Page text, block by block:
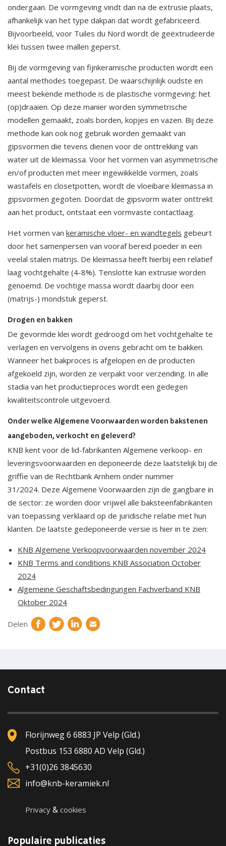
ondergaan. De vormgeving vindt dan na de extrusie plaats,
afhankelijk van het type dakpan dat wordt gefabriceerd.
Bijvoorbeeld, voor Tuiles du Nord wordt de geëxtrudeerde
klei tussen twee mallen geperst.
Bij de vormgeving van fijnkeramische producten wordt een
aantal methodes toegepast. De waarschijnlijk oudste en
meest bekende methode is de plastische vormgeving: het
(op)draaien. Op deze manier worden symmetrische
modellen gemaakt, zoals borden, kopjes en vazen. Bij deze
methode kan ook nog gebruik worden gemaakt van
gipsvormen die tevens dienen voor de onttrekking van
water uit de kleimassa. Voor het vormen van asymmetrische
en/of producten met meer ingewikkelde vormen, zoals
wastafels en closetpotten, wordt de vloeibare kleimassa in
gipsvormen gegoten. Doordat de gipsvorm water onttrekt
aan het product, ontstaat een vormvaste contactlaag.
Het vormen van keramische vloer- en wandtegels gebeurt
door het samenpersen van vooraf bereid poeder in een
veelal stalen matrijs. De kleimassa heeft hierbij een relatief
laag vochtgehalte (4-8%). Tenslotte kan extrusie worden
genoemd. De vochtige massa wordt daarbij door een
(matrijs-) mondstuk geperst.
Drogen en bakken
De gevormde klei wordt gedroogd om het vochtgehalte te
verlagen en vervolgens in ovens gebracht om te bakken.
Wanneer het bakproces is afgelopen en de producten
afgekoeld zijn, worden ze verpakt voor verzending. In alle
stadia van het productieproces wordt een gedegen
kwaliteitscontrole uitgevoerd.
Onder welke Algemene Voorwaarden worden bakstenen
aangeboden, verkocht en geleverd?
KNB kent voor de lid-fabrikanten Algemene verkoop- en
leveringsvoorwaarden en deponeerde deze laatstelijk bij de
griffie van de Rechtbank Arnhem onder nummer
31/2024. Deze Algemene Voorwaarden zijn de gangbare in
de sector: ze worden door vrijwel alle baksteenfabrikanten
van toepassing verklaard op de juridische relatie met hun
klanten. De laatste gedeponeerde versie is hier in te zien:
KNB Algemene Verkoopvoorwaarden november 2024
KNB Terms and conditions KNB Association October
2024
Algemeine Geschaftsbedingungen Fachverband KNB
Oktober 2024
Delen
Contact
Florijnweg 6 6883 JP Velp (Gld.)
Postbus 153 6880 AD Velp (Gld.)
+31(0)26 3845630
info@knb-keramiek.nl
Privacy & cookies
Populaire publicaties